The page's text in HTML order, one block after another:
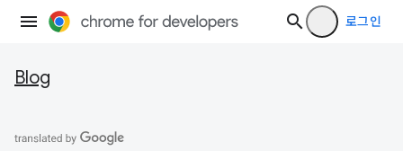
로그인
Blog